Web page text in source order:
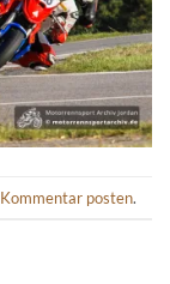
Kommentar posten.